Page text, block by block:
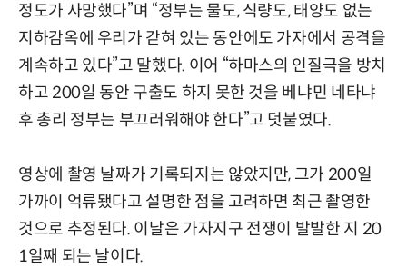
정도가 사망했다”며 “정부는 물도, 식량도, 태양도 없는
지하감옥에 우리가 갇혀 있는 동안에도 가자에서 공격을
계속하고 있다”고 말했다. 이어 “하마스의 인질극을 방치
하고 200일 동안 구출도 하지 못한 것을 베냐민 네타냐
후 총리 정부는 부끄러워해야 한다”고 덧붙였다.
영상에 촬영 날짜가 기록되지는 않았지만, 그가 200일
가까이 억류됐다고 설명한 점을 고려하면 최근 촬영한
것으로 추정된다. 이날은 가자지구 전쟁이 발발한 지 20
1일째 되는 날이다.